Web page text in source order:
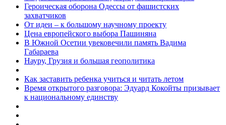
Героическая оборона Одессы от фашистских
захватчиков
От идеи – к большому научному проекту
Цена европейского выбора Пашиняна
В Южной Осетии увековечили память Вадима
Габараева
Науру, Грузия и большая геополитика
Как заставить ребенка учиться и читать летом
Время открытого разговора: Эдуард Кокойты призывает
к национальному единству